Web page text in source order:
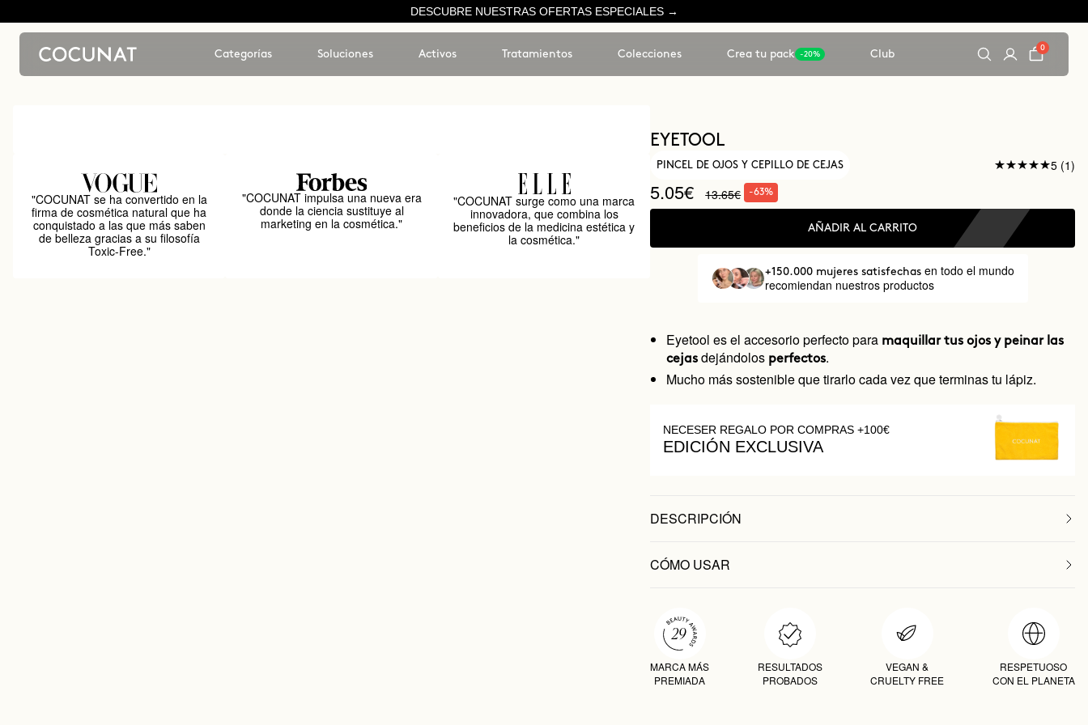
DESCUBRE NUESTRAS OFERTAS ESPECIALES →
Categorías Soluciones Activos Tratamientos Colecciones Crea tu pack -20% Club
0
"COCUNAT se ha convertido en la
firma de cosmética natural que ha
conquistado a las que más saben
de belleza gracias a su filosofía
Toxic-Free."
"COCUNAT impulsa una nueva era
donde la ciencia sustituye al
marketing en la cosmética."
"COCUNAT surge como una marca
innovadora, que combina los
beneficios de la medicina estética y
la cosmética."
EYETOOL
PINCEL DE OJOS Y CEPILLO DE CEJAS 5 (1)
5.05€ 13.65€ -63%
AÑADIR AL CARRITO
+150.000 mujeres satisfechas en todo el mundo
recomiendan nuestros productos
Eyetool es el accesorio perfecto para maquillar tus ojos y peinar las
cejas dejándolos perfectos.
Mucho más sostenible que tirarlo cada vez que terminas tu lápiz.
NECESER REGALO POR COMPRAS +100€
EDICIÓN EXCLUSIVA
DESCRIPCIÓN
CÓMO USAR
MARCA MÁS
PREMIADA
RESULTADOS
PROBADOS
VEGAN &
CRUELTY FREE
RESPETUOSO
CON EL PLANETA